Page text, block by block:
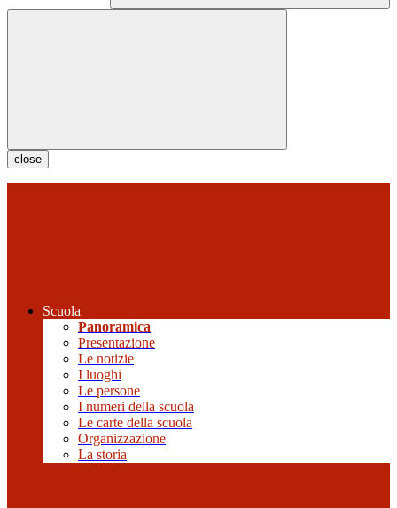
close
Scuola
Panoramica
Presentazione
Le notizie
I luoghi
Le persone
I numeri della scuola
Le carte della scuola
Organizzazione
La storia